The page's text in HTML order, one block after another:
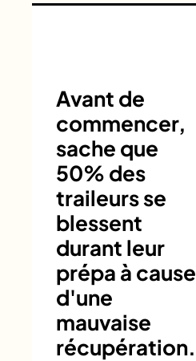
Avant de
commencer,
sache que
50% des
traileurs se
blessent
durant leur
prépa à cause
d'une
mauvaise
récupération.